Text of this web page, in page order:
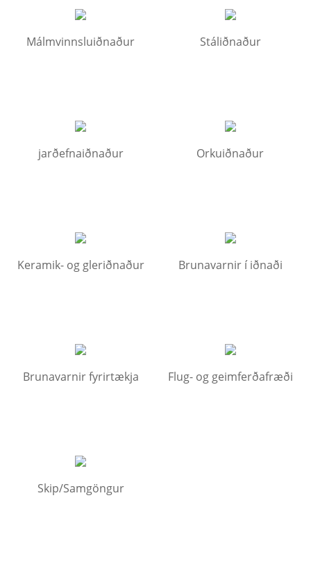
Málmvinnsluiðnaður Stáliðnaður
jarðefnaiðnaður Orkuiðnaður
Keramik- og gleriðnaður Brunavarnir í iðnaði
Brunavarnir fyrirtækja Flug- og geimferðafræði
Skip/Samgöngur